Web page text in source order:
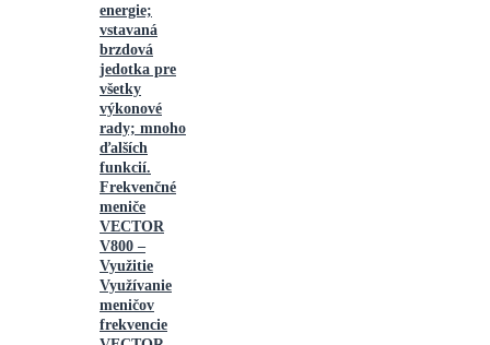
energie;
vstavaná
brzdová
jedotka pre
všetky
výkonové
rady; mnoho
ďalších
funkcií.
Frekvenčné
meniče
VECTOR
V800 –
Využitie
Využívanie
meničov
frekvencie